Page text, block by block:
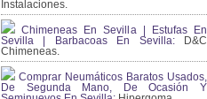
Instalaciones.
Chimeneas En Sevilla | Estufas En
Sevilla | Barbacoas En Sevilla:D&C
Chimeneas.
Comprar Neumáticos Baratos Usados,
De Segunda Mano, De Ocasión Y